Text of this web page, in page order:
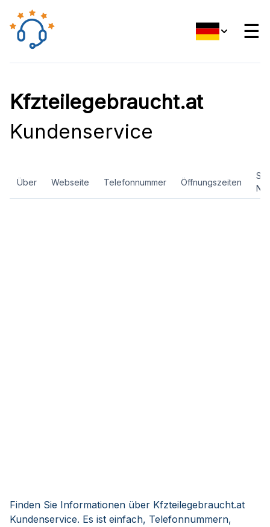
☰
Kfzteilegebraucht.at
Kundenservice
Über Webseite Telefonnummer Öffnungszeiten
Finden Sie Informationen über Kfzteilegebraucht.at
Kundenservice. Es ist einfach, Telefonnummern,